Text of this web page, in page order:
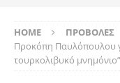
HOME ΠΡΟΒΟΛΕΣ
Προκόπη Παυλόπουλου
τουρκολιβυκό μνημόνιο”